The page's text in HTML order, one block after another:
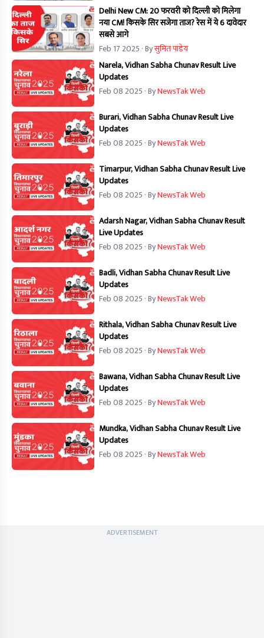
Delhi New CM: 20 फरवरी को दिल्ली को मिलेगा
नया CM! किसके सिर सजेगा ताज? रेस में ये 6 दावेदार
सबसे आगे
Feb 17 2025 · Byसुमित पांडेय
Narela, Vidhan Sabha Chunav Result Live
Updates
Feb 08 2025 · ByNewsTak Web
Burari, Vidhan Sabha Chunav Result Live
Updates
Feb 08 2025 · ByNewsTak Web
Timarpur, Vidhan Sabha Chunav Result Live
Updates
Feb 08 2025 · ByNewsTak Web
Adarsh Nagar, Vidhan Sabha Chunav Result
Live Updates
Feb 08 2025 · ByNewsTak Web
Badli, Vidhan Sabha Chunav Result Live
Updates
Feb 08 2025 · ByNewsTak Web
Rithala, Vidhan Sabha Chunav Result Live
Updates
Feb 08 2025 · ByNewsTak Web
Bawana, Vidhan Sabha Chunav Result Live
Updates
Feb 08 2025 · ByNewsTak Web
Mundka, Vidhan Sabha Chunav Result Live
Updates
Feb 08 2025 · ByNewsTak Web
ADVERTISEMENT